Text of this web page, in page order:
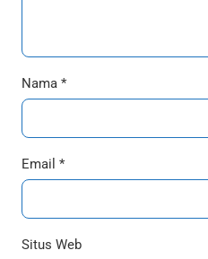
Nama *
Email *
Situs Web